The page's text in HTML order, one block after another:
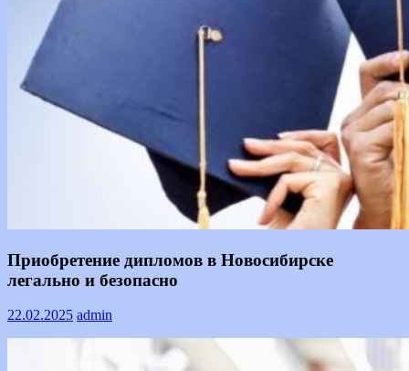
Text
Приобретение дипломов в Новосибирске
легально и безопасно
22.02.2025 admin